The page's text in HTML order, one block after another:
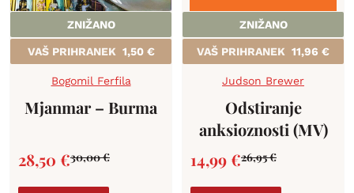
ZNIŽANO
VAŠ PRIHRANEK 1,50 €
Bogomil Ferfila
Mjanmar – Burma
30,00€
28,50 €
ZNIŽANO
VAŠ PRIHRANEK 11,96 €
Judson Brewer
Odstiranje
anksioznosti (MV)
26,95€
14,99€